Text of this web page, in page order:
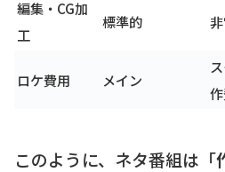
編集・CG加
工
標準的
ロケ費用 メイン
このように、ネタ番組は「